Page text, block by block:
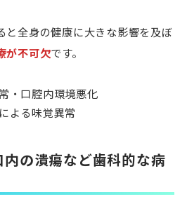
と全身の健康に大きな影響を及ぼ
が不可欠です。
・口腔内環境悪化
よる味覚異常
の潰瘍など歯科的な病